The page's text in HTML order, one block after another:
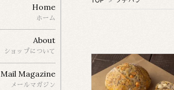
Home
ホーム
About
ショップについて
Mail Magazine
メールマガジン